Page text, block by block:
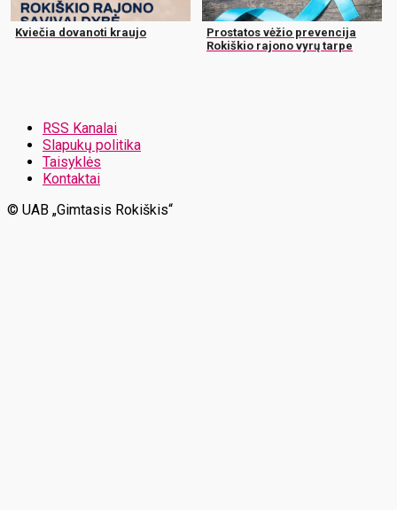
Kviečia dovanoti kraujo
Prostatos vėžio prevencija
Rokiškio rajono vyrų tarpe
RSS Kanalai
Slapukų politika
Taisyklės
Kontaktai
© UAB „Gimtasis Rokiškis“